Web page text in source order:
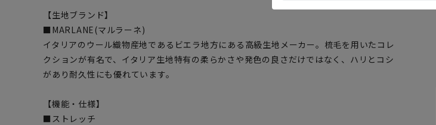
【生地ブランド】
■MARLANE(マルラーネ)
イタリアのウール織物産地であるビエラ地方にある高級生地メーカー。梳毛を用いたコレ
クションが有名で、イタリア生地特有の柔らかさや発色の良さだけではなく、ハリとコシ
があり耐久性にも優れています。
【機能・仕様】
■ストレッチ